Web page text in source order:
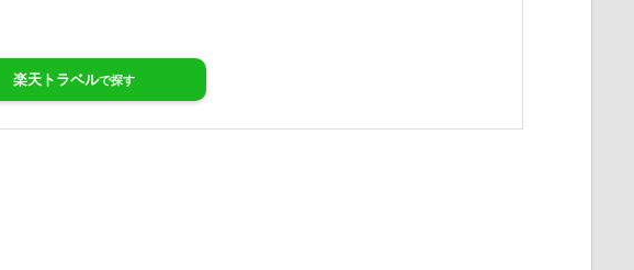
楽天トラベル